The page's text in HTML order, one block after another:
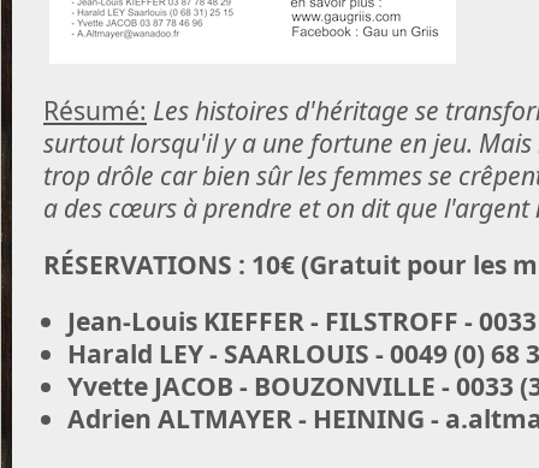
Résumé: Les histoires d'héritage se
surtout lorsqu'il y a une fortune en jeu.
trop drôle car bien sûr les femmes se
a des cœurs à prendre et on dit que l'argent
RÉSERVATIONS : 10€ (Gratuit pour les
Jean-Louis KIEFFER - FILSTROFF -
Harald LEY - SAARLOUIS - 0049 (0) 68
Yvette JACOB - BOUZONVILLE - 0033
Adrien ALTMAYER - HEINING -